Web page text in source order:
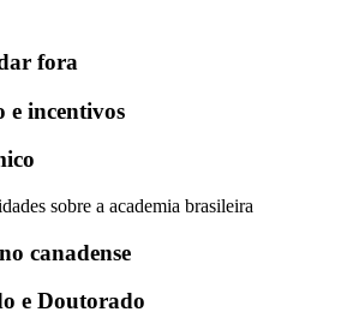
fora
e incentivos
sobre a academia brasileira
canadense
e Doutorado